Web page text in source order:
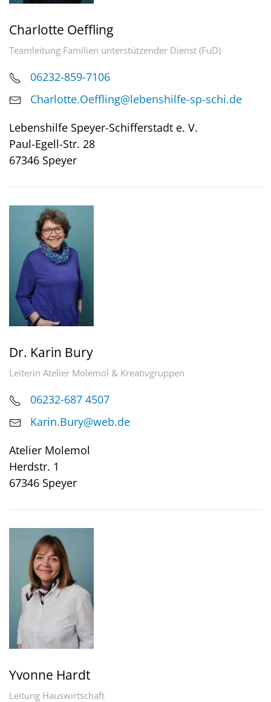
Charlotte Oeffling
Teamleitung Familien unterstützender Dienst (FuD)
06232-859-7106
Charlotte.Oeffling@lebenshilfe-sp-schi.de
Lebenshilfe Speyer-Schifferstadt e. V.
Paul-Egell-Str. 28
67346 Speyer
Dr. Karin Bury
Leiterin Atelier Molemol & Kreativgruppen
06232-687 4507
Karin.Bury@web.de
Atelier Molemol
Herdstr. 1
67346 Speyer
Yvonne Hardt
Leitung Hauswirtschaft